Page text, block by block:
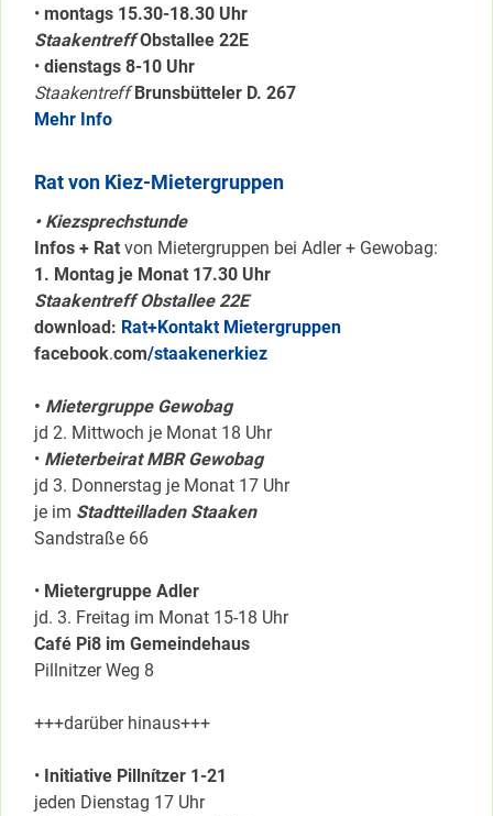
• montags 15.30-18.30 Uhr
Staakentreff Obstallee 22E
• dienstags 8-10 Uhr
Staakentreff Brunsbütteler D. 267
Mehr Info
Rat von Kiez-Mietergruppen
• Kiezsprechstunde
Infos + Rat von Mietergruppen bei Adler + Gewobag:
1. Montag je Monat 17.30 Uhr
Staakentreff Obstallee 22E
download: Rat+Kontakt Mietergruppen
facebook.com/staakenerkiez
• Mietergruppe Gewobag
jd 2. Mittwoch je Monat 18 Uhr
• Mieterbeirat MBR Gewobag
jd 3. Donnerstag je Monat 17 Uhr
je im Stadtteilladen Staaken
Sandstraße 66
• Mietergruppe Adler
jd. 3. Freitag im Monat 15-18 Uhr
Café Pi8 im Gemeindehaus
Pillnitzer Weg 8
+++darüber hinaus+++
• Initiative Pillnítzer 1-21
jeden Dienstag 17 Uhr